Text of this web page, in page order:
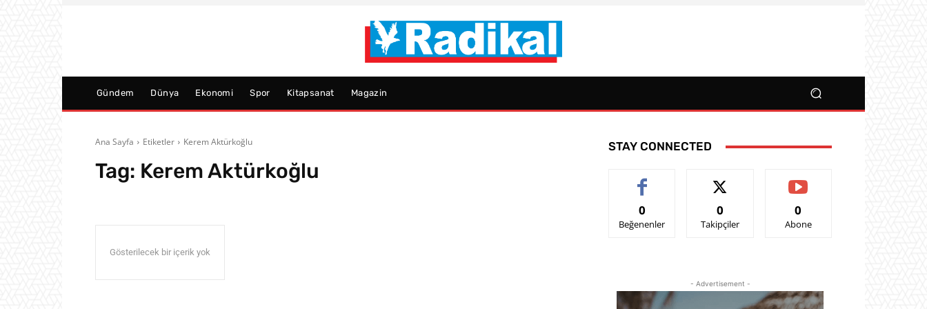
Gündem Dünya Ekonomi Spor Kitapsanat Magazin
Ana Sayfa Etiketler Kerem Aktürkoğlu
Tag: Kerem Aktürkoğlu
Gösterilecek bir içerik yok
STAY CONNECTED
0
Beğenenler
0
Takipçiler
0
Abone
- Advertisement -